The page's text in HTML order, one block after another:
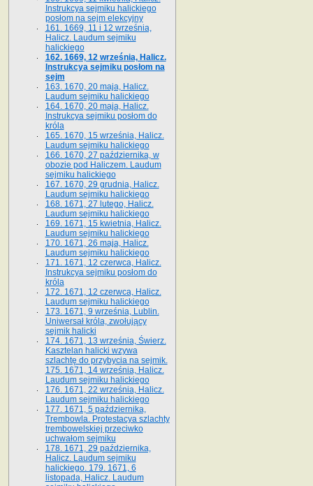
Instrukcya sejmiku halickiego
posłom na sejm elekcyjny
161. 1669, 11 i 12 września,
Halicz. Laudum sejmiku
halickiego
162. 1669, 12 września, Halicz.
Instrukcya sejmiku posłom na
sejm
163. 1670, 20 maja, Halicz.
Laudum sejmiku halickiego
164. 1670, 20 maja, Halicz.
Instrukcya sejmiku posłom do
króla
165. 1670, 15 września, Halicz.
Laudum sejmiku halickiego
166. 1670, 27 października, w
obozie pod Haliczem. Laudum
sejmiku halickiego
167. 1670, 29 grudnia, Halicz.
Laudum sejmiku halickiego
168. 1671, 27 lutego, Halicz.
Laudum sejmiku halickiego
169. 1671, 15 kwietnia, Halicz.
Laudum sejmiku halickiego
170. 1671, 26 maja, Halicz.
Laudum sejmiku halickiego
171. 1671, 12 czerwca, Halicz.
Instrukcya sejmiku posłom do
króla
172. 1671, 12 czerwca, Halicz.
Laudum sejmiku halickiego
173. 1671, 9 września, Lublin.
Uniwersał króla, zwołujący
sejmik halicki
174. 1671, 13 września, Świerz.
Kasztelan halicki wzywa
szlachtę do przybycia na sejmik.
175. 1671, 14 września, Halicz.
Laudum sejmiku halickiego
176. 1671, 22 września, Halicz.
Laudum sejmiku halickiego
177. 1671, 5 października,
Trembowla. Protestacya szlachty
trembowelskiej przeciwko
uchwałom sejmiku
178. 1671, 29 października,
Halicz. Laudum sejmiku
halickiego. 179. 1671, 6
listopada, Halicz. Laudum